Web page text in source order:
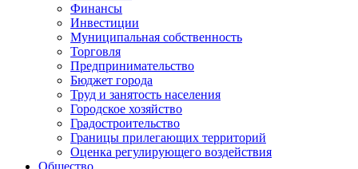
Финансы
Инвестиции
Муниципальная собственность
Торговля
Предпринимательство
Бюджет города
Труд и занятость населения
Городское хозяйство
Градостроительство
Границы прилегающих территорий
Оценка регулирующего воздействия
Общество